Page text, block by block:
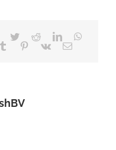
Facebook
TwitterRedditLinkedIn
Tumblr Pinterest
Vk Email